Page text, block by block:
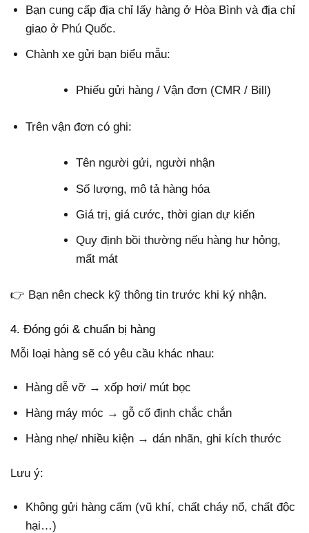
Bạn cung cấp địa chỉ lấy hàng ở Hòa Bình và địa chỉ
giao ở Phú Quốc.
Chành xe gửi bạn biểu mẫu:
Phiếu gửi hàng / Vận đơn (CMR / Bill)
Trên vận đơn có ghi:
Tên người gửi, người nhận
Số lượng, mô tả hàng hóa
Giá trị, giá cước, thời gian dự kiến
Quy định bồi thường nếu hàng hư hỏng,
mất mát
👉 Bạn nên check kỹ thông tin trước khi ký nhận.
4. Đóng gói & chuẩn bị hàng
Mỗi loại hàng sẽ có yêu cầu khác nhau:
Hàng dễ vỡ → xốp hơi/ mút bọc
Hàng máy móc → gỗ cố định chắc chắn
Hàng nhẹ/ nhiều kiện → dán nhãn, ghi kích thước
Lưu ý:
Không gửi hàng cấm (vũ khí, chất cháy nổ, chất độc
hại…)